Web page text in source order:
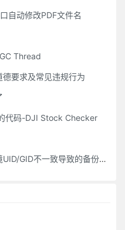
自动修改PDF文件名
Thread
德要求及常见违规行为
代码-DJI Stock Checker
不一致导致的备份权限问题